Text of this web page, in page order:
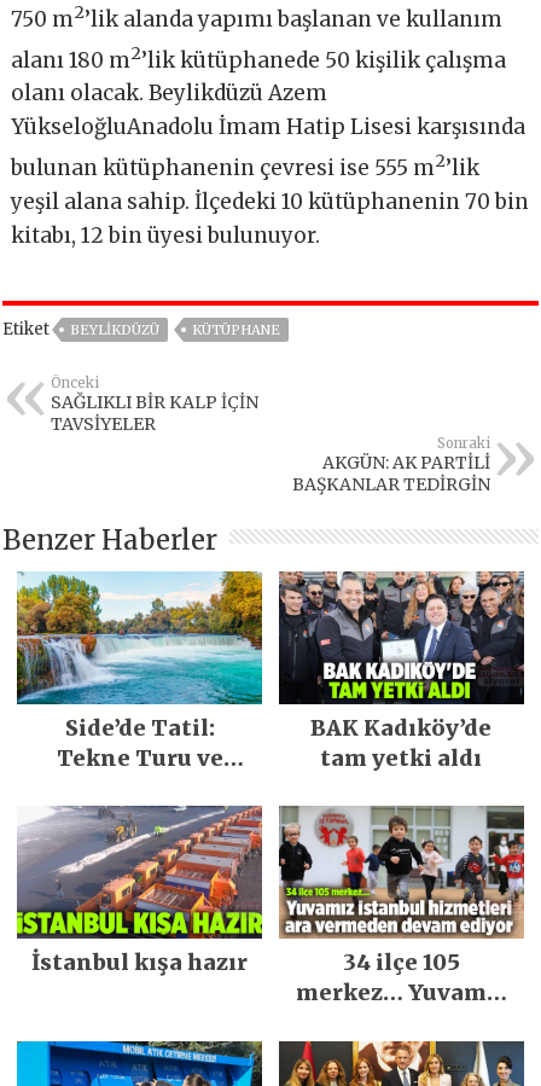
750 m2’lik alanda yapımı başlanan ve kullanım
alanı 180 m2’lik kütüphanede 50 kişilik çalışma
olanı olacak. Beylikdüzü Azem
YükseloğluAnadolu İmam Hatip Lisesi karşısında
bulunan kütüphanenin çevresi ise 555 m2’lik
yeşil alana sahip. İlçedeki 10 kütüphanenin 70 bin
kitabı, 12 bin üyesi bulunuyor.
Etiket BEYLIKDÜZÜ KÜTÜPHANE
Önceki
SAĞLIKLI BİR KALP İÇİN
TAVSİYELER
Sonraki
AKGÜN: AK PARTİLİ
BAŞKANLAR TEDİRGİN
Benzer Haberler
Side’de Tatil:
Tekne Turu ve
BAK Kadıköy’de
tam yetki aldı
İstanbul kışa hazır
34 ilçe 105
merkez… Yuvamız
ara vermeden